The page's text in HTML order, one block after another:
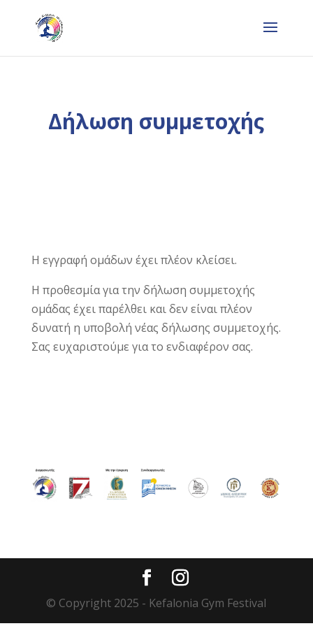
Δήλωση συμμετοχής
Η εγγραφή ομάδων έχει πλέον κλείσει.
Η προθεσμία για την δήλωση συμμετοχής
ομάδας έχει παρέλθει και δεν είναι πλέον
δυνατή η υποβολή νέας δήλωσης συμμετοχής.
Σας ευχαριστούμε για το ενδιαφέρον σας.
© Copyright 2025 - Kefalonia Gym Festival